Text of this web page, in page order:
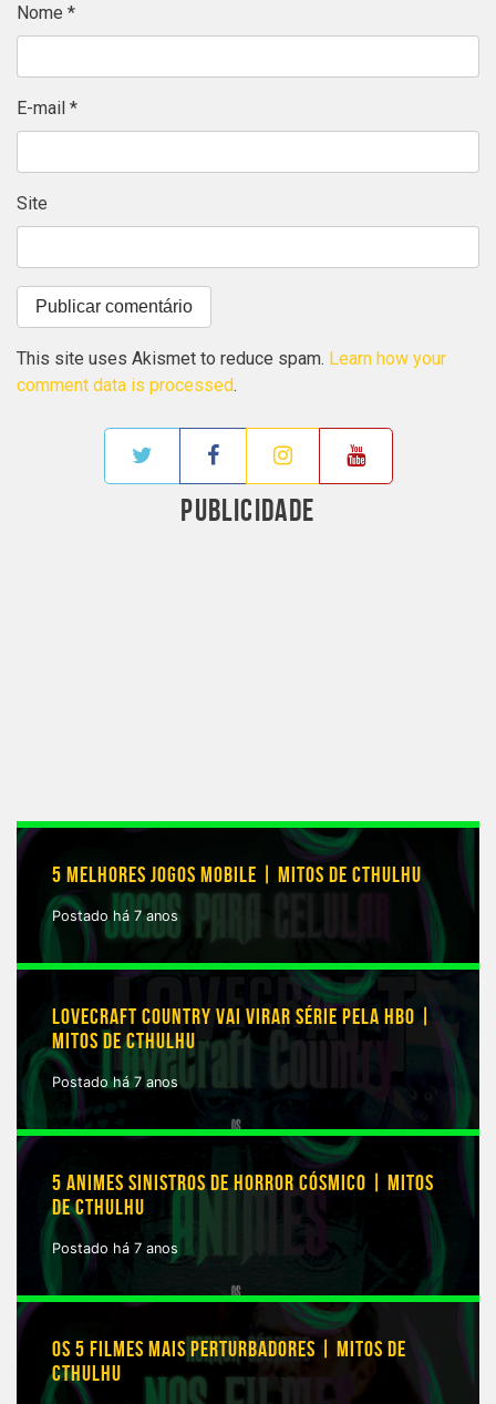
Nome *
E-mail *
Site
This site uses Akismet to reduce spam. Learn how your
comment data is processed.
PUBLICIDADE
5 MELHORES JOGOS MOBILE | MITOS DE CTHULHU
Postado há 7 anos
LOVECRAFT COUNTRY VAI VIRAR SÉRIE PELA HBO |
MITOS DE CTHULHU
Postado há 7 anos
5 ANIMES SINISTROS DE HORROR CÓSMICO | MITOS
DE CTHULHU
Postado há 7 anos
OS 5 FILMES MAIS PERTURBADORES | MITOS DE
CTHULHU